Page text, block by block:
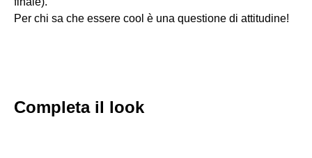
Per chi sa che essere cool è una questione di attitudine!
Completa il look